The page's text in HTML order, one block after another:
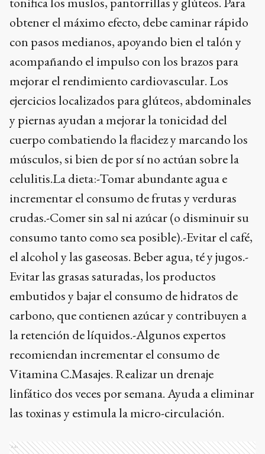
obtener el máximo efecto, debe caminar rápido
con pasos medianos, apoyando bien el talón y
acompañando el impulso con los brazos para
mejorar el rendimiento cardiovascular. Los
ejercicios localizados para glúteos, abdominales
y piernas ayudan a mejorar la tonicidad del
cuerpo combatiendo la flacidez y marcando los
músculos, si bien de por sí no actúan sobre la
celulitis.La dieta:-Tomar abundante agua e
incrementar el consumo de frutas y verduras
crudas.-Comer sin sal ni azúcar (o disminuir su
consumo tanto como sea posible).-Evitar el café,
el alcohol y las gaseosas. Beber agua, té y jugos.-
Evitar las grasas saturadas, los productos
embutidos y bajar el consumo de hidratos de
carbono, que contienen azúcar y contribuyen a
la retención de líquidos.-Algunos expertos
recomiendan incrementar el consumo de
Vitamina C.Masajes. Realizar un drenaje
linfático dos veces por semana. Ayuda a eliminar
las toxinas y estimula la micro-circulación.
Ads